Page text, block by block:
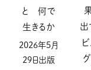
と 何で
生きるか
2026年5月
29日出版
出